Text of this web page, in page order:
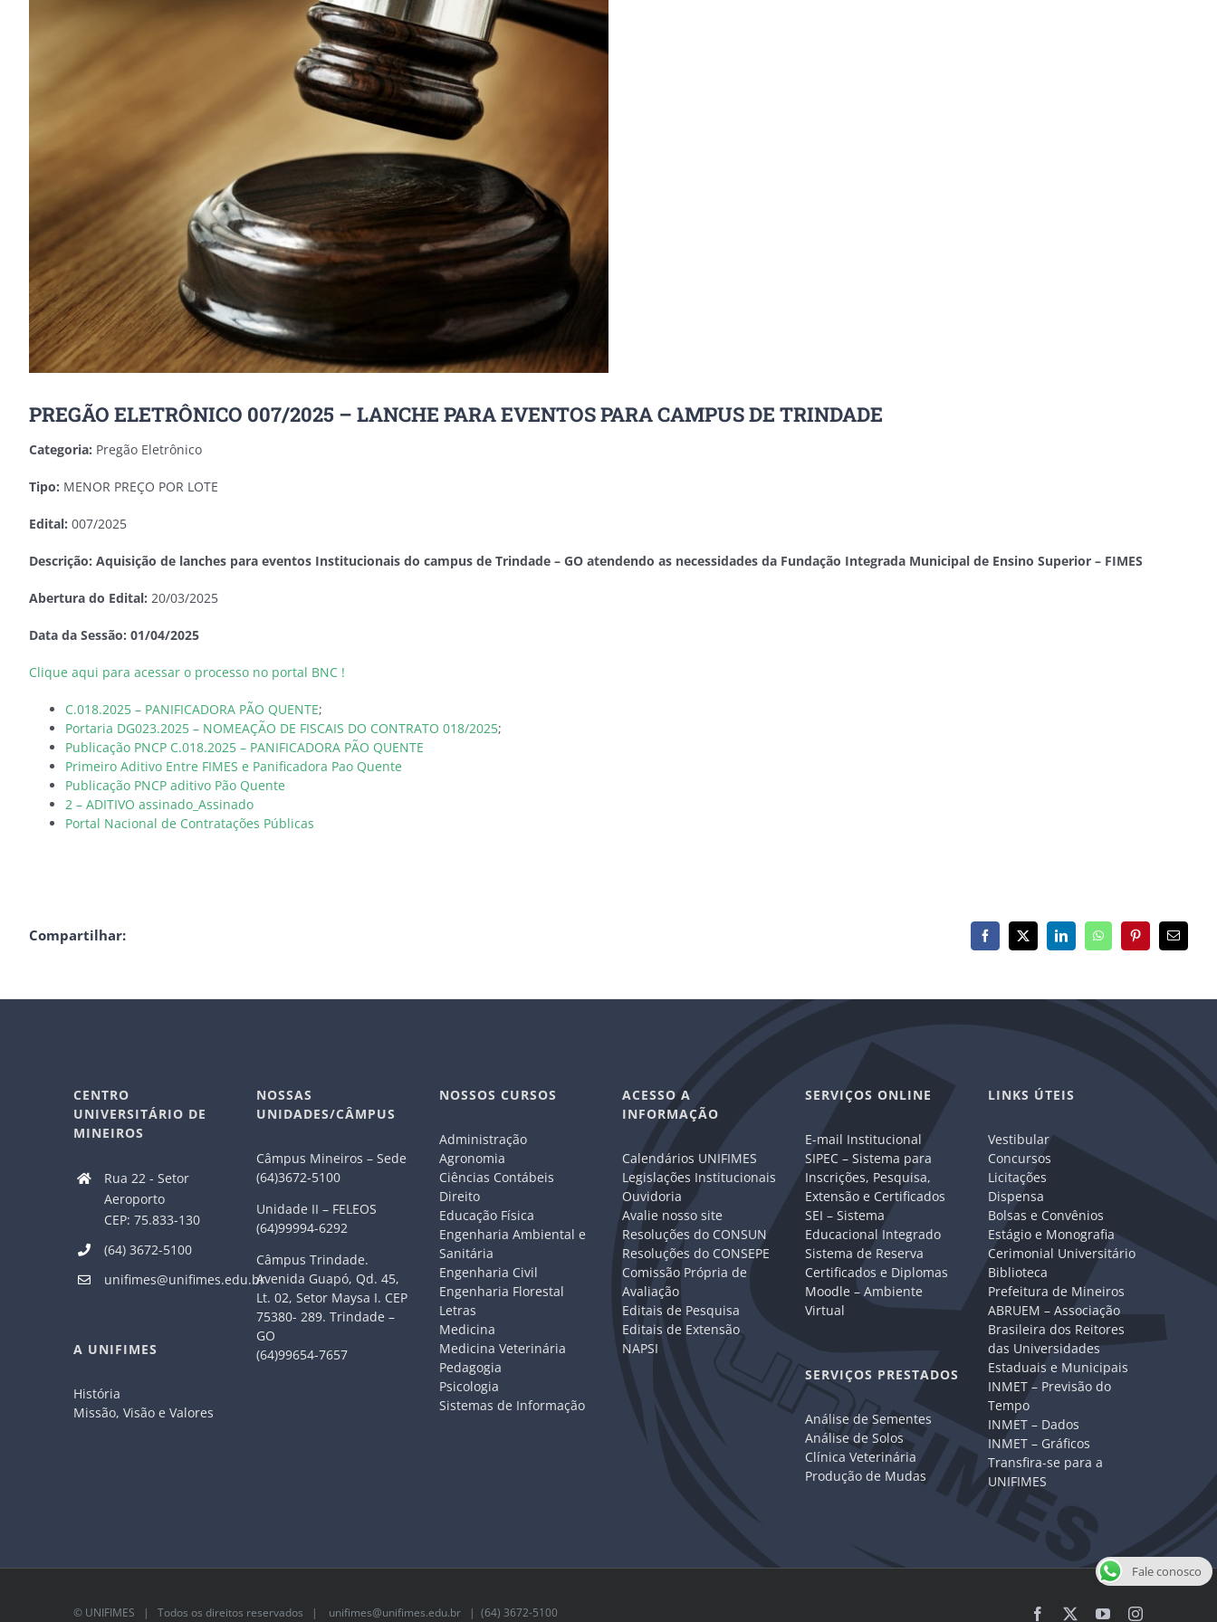
PREGÃO ELETRÔNICO 007/2025 – LANCHE PARA EVENTOS PARA CAMPUS DE TRINDADE
Categoria: Pregão Eletrônico
Tipo: MENOR PREÇO POR LOTE
Edital: 007/2025
Descrição: Aquisição de lanches para eventos Institucionais do campus de Trindade – GO atendendo as necessidades da Fundação Integrada Municipal de Ensino Superior – FIMES
Abertura do Edital: 20/03/2025
Data da Sessão: 01/04/2025
Clique aqui para acessar o processo no portal BNC !
C.018.2025 – PANIFICADORA PÃO QUENTE;
Portaria DG023.2025 – NOMEAÇÃO DE FISCAIS DO CONTRATO 018/2025;
Publicação PNCP C.018.2025 – PANIFICADORA PÃO QUENTE
Primeiro Aditivo Entre FIMES e Panificadora Pao Quente
Publicação PNCP aditivo Pão Quente
2 – ADITIVO assinado_Assinado
Portal Nacional de Contratações Públicas
Compartilhar: Facebook
X LinkedInWhatsAppPinterest
E-
mail
CENTRO
UNIVERSITÁRIO DE
MINEIROS
Rua 22 - Setor
Aeroporto
CEP: 75.833-130
(64) 3672-5100
unifimes@unifimes.edu.br
A UNIFIMES
História
Missão, Visão e Valores
NOSSAS
UNIDADES/CÂMPUS
Câmpus Mineiros – Sede
(64)3672-5100
Unidade II – FELEOS
(64)99994-6292
Câmpus Trindade.
Avenida Guapó, Qd. 45,
Lt. 02, Setor Maysa I. CEP
75380- 289. Trindade –
GO
(64)99654-7657
NOSSOS CURSOS
Administração
Agronomia
Ciências Contábeis
Direito
Educação Física
Engenharia Ambiental e
Sanitária
Engenharia Civil
Engenharia Florestal
Letras
Medicina
Medicina Veterinária
Pedagogia
Psicologia
Sistemas de Informação
ACESSO A
INFORMAÇÃO
Calendários UNIFIMES
Legislações Institucionais
Ouvidoria
Avalie nosso site
Resoluções do CONSUN
Resoluções do CONSEPE
Comissão Própria de
Avaliação
Editais de Pesquisa
Editais de Extensão
NAPSI
SERVIÇOS ONLINE
E-mail Institucional
SIPEC – Sistema para
Inscrições, Pesquisa,
Extensão e Certificados
SEI – Sistema
Educacional Integrado
Sistema de Reserva
Certificados e Diplomas
Moodle – Ambiente
Virtual
SERVIÇOS PRESTADOS
Análise de Sementes
Análise de Solos
Clínica Veterinária
Produção de Mudas
LINKS ÚTEIS
Vestibular
Concursos
Licitações
Dispensa
Bolsas e Convênios
Estágio e Monografia
Cerimonial Universitário
Biblioteca
Prefeitura de Mineiros
ABRUEM – Associação
Brasileira dos Reitores
das Universidades
Estaduais e Municipais
INMET – Previsão do
Tempo
INMET – Dados
INMET – Gráficos
Transfira-se para a
UNIFIMES
© UNIFIMES | Todos os direitos reservados | unifimes@unifimes.edu.br | (64) 3672-5100 Facebook YouTubeInstagram
Fale conosco